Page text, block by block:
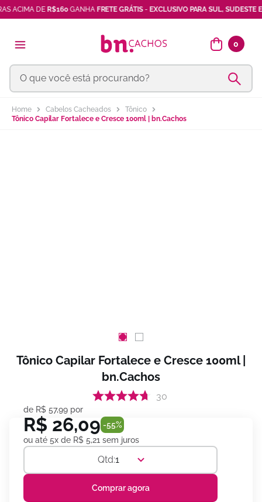
ACIMA DER$160GANHAFRETE GRÁTIS-EXCLUSIVO PARA SUL, SUDESTE E
0
O que você está procurando?
Cabelos Cacheados
Tônico
Tônico Capilar Fortalece e Cresce 100ml | bn.Cachos
Tônico Capilar Fortalece e Cresce 100ml |
bn.Cachos
30
de R$ 57,99 por
R$ 26,09 -55%
ou até 5x de R$ 5,21 sem juros
1
Comprar agora
7º shampoo
10 ativador cachos